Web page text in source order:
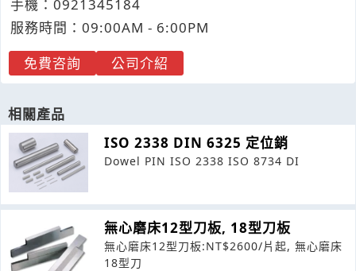
手機： 0921 345184
服務時間：09:00AM - 6:00PM
免費咨詢
公司介紹
相關產品
ISO 2338 DIN 6325 定位銷
Dowel PIN ISO 2338 ISO 8734 DI
無心磨床12型刀板, 18型刀板
無心磨床12型刀板:NT$2600/片起, 無心磨床
18型刀